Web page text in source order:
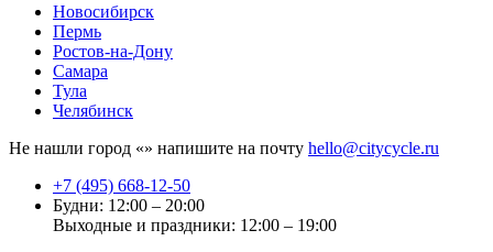
Новосибирск
Пермь
Ростов-на-Дону
Самара
Тула
Челябинск
Не нашли город «» напишите на почту hello@citycycle.ru
+7 (495) 668-12-50
Будни: 12:00 – 20:00
Выходные и праздники: 12:00 – 19:00